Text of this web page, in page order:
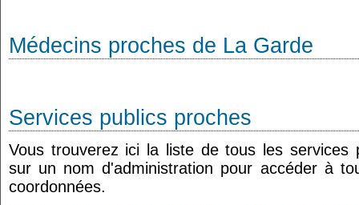
Médecins proches de La Garde
Services publics proches
Vous trouverez ici la liste de tous les services
sur un nom d'administration pour accéder à
coordonnées.